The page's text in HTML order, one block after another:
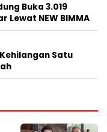
Buka 3.019
Lewat NEW BIMMA
Satu